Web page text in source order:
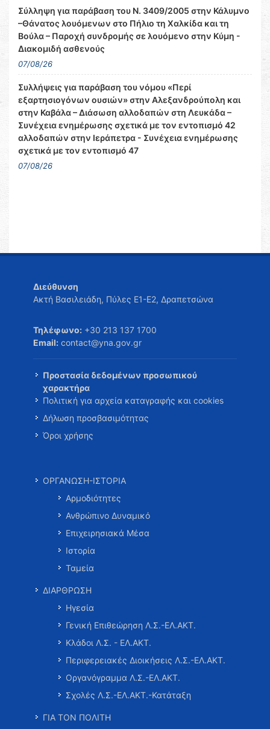
Σύλληψη για παράβαση του Ν. 3409/2005 στην Κάλυμνο
–Θάνατος λουόμενων στο Πήλιο τη Χαλκίδα και τη
Βούλα – Παροχή συνδρομής σε λουόμενο στην Κύμη -
Διακομιδή ασθενούς
07/08/26
Συλλήψεις για παράβαση του νόμου «Περί
εξαρτησιογόνων ουσιών» στην Αλεξανδρούπολη και
στην Καβάλα – Διάσωση αλλοδαπών στη Λευκάδα –
Συνέχεια ενημέρωσης σχετικά με τον εντοπισμό 42
αλλοδαπών στην Ιεράπετρα - Συνέχεια ενημέρωσης
σχετικά με τον εντοπισμό 47
07/08/26
Διεύθυνση
Ακτή Βασιλειάδη, Πύλες Ε1-Ε2, Δραπετσώνα
Τηλέφωνο: +30 213 137 1700
Email: contact@yna.gov.gr
Προστασία δεδομένων προσωπικού
χαρακτήρα
Πολιτική για αρχεία καταγραφής και cookies
Δήλωση προσβασιμότητας
Όροι χρήσης
ΟΡΓΑΝΩΣΗ-ΙΣΤΟΡΙΑ
Αρμοδιότητες
Ανθρώπινο Δυναμικό
Επιχειρησιακά Μέσα
Ιστορία
Ταμεία
ΔΙΑΡΘΡΩΣΗ
Ηγεσία
Γενική Επιθεώρηση Λ.Σ.-ΕΛ.ΑΚΤ.
Κλάδοι Λ.Σ. - ΕΛ.ΑΚΤ.
Περιφερειακές Διοικήσεις Λ.Σ.-ΕΛ.ΑΚΤ.
Οργανόγραμμα Λ.Σ.-ΕΛ.ΑΚΤ.
Σχολές Λ.Σ.-ΕΛ.ΑΚΤ.-Κατάταξη
ΓΙΑ ΤΟΝ ΠΟΛΙΤΗ